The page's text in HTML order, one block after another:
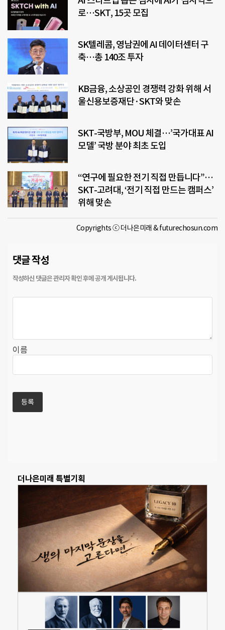
로…SKT, 15곳 모집
SK텔레콤, 영남권에 AI 데이터센터 구
축…총 140조 투자
KB금융, 소상공인 경쟁력 강화 위해 서
울신용보증재단·SKT와 맞손
SKT-국방부, MOU 체결…’국가대표 AI
모델’ 국방 분야 최초 도입
“연구에 필요한 전기 직접 만듭니다”…
SKT-고려대, ‘전기 직접 만드는 캠퍼스’
위해 맞손
Copyrights ⓒ 더나은미래 & futurechosun.com
댓글 작성
이름
더나은미래 특별기획